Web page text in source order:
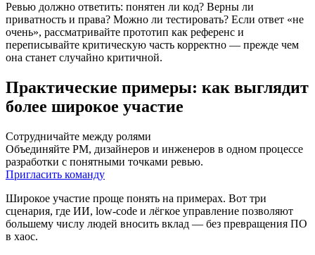
Ревью должно ответить: понятен ли код? Верны ли
приватность и права? Можно ли тестировать? Если ответ «не
очень», рассматривайте прототип как референс и
переписывайте критическую часть корректно — прежде чем
она станет случайно критичной.
Практические примеры: как выглядит
более широкое участие
Сотрудничайте между ролями
Объединяйте PM, дизайнеров и инженеров в одном процессе
разработки с понятными точками ревью.
Пригласить команду
Широкое участие проще понять на примерах. Вот три
сценария, где ИИ, low‑code и лёгкое управление позволяют
большему числу людей вносить вклад — без превращения ПО
в хаос.